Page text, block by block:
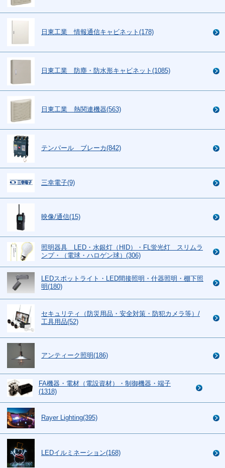
日東工業 情報通信キャビネット(178)
日東工業 防塵・防水形キャビネット(1085)
日東工業 熱関連機器(563)
テンパール ブレーカ(842)
三幸電子(9)
映像/通信(15)
照明器具 LED・水銀灯（HID）・FL蛍光灯 スリムラ
ンプ・（電球・ハロゲン球）(306)
LEDスポットライト・LED間接照明・什器照明・棚下照
明(180)
セキュリティ（防災用品・安全対策・防犯カメラ等）/
工具用品(52)
アンティーク照明(186)
FA機器・電材（電設資材）・制御機器・端子
(1318)
Rayer Lighting(395)
LEDイルミネーション(168)